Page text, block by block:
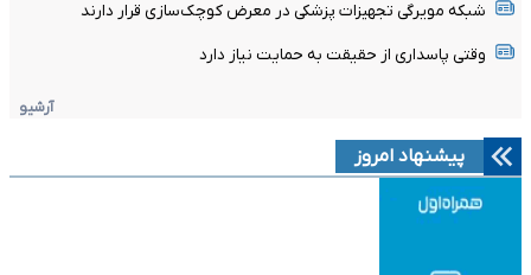
شبکه مویرگی تجهیزات پزشکی در معرض کوچک‌سازی قرار دارند
وقتی پاسداری از حقیقت به حمایت نیاز دارد
آرشیو
پیشنهاد امروز